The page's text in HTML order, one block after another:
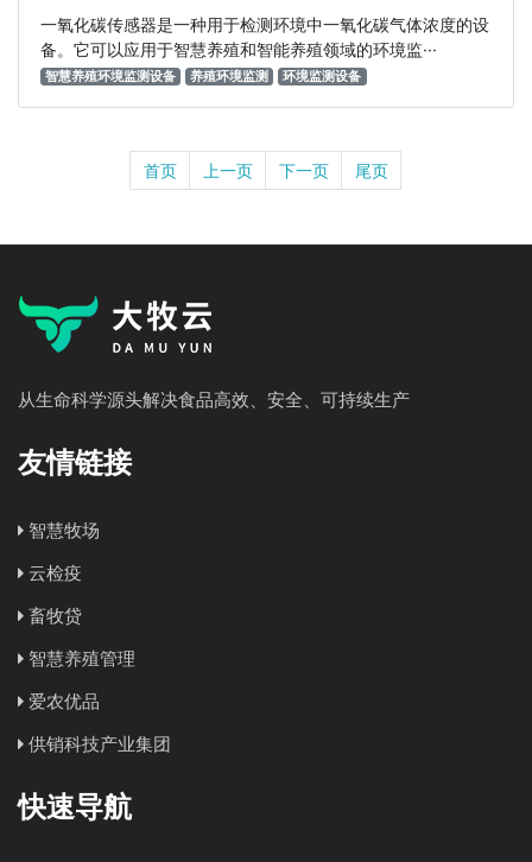
一氧化碳传感器是一种用于检测环境中一氧化碳气体浓度的设
备。它可以应用于智慧养殖和智能养殖领域的环境监···
智慧养殖环境监测设备 养殖环境监测 环境监测设备
首页 上一页 下一页 尾页
从生命科学源头解决食品高效、安全、可持续生产
友情链接
智慧牧场
云检疫
畜牧贷
智慧养殖管理
爱农优品
供销科技产业集团
快速导航